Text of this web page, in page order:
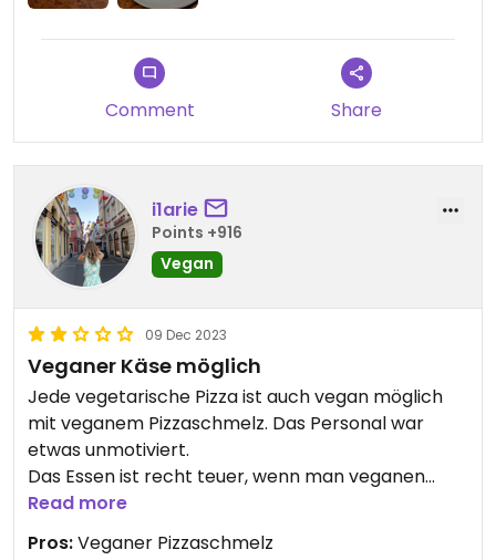
Comment Share
i1arie
Points +916
Vegan
09 Dec 2023
Veganer Käse möglich
Jede vegetarische Pizza ist auch vegan möglich
mit veganem Pizzaschmelz. Das Personal war
etwas unmotiviert.
Das Essen ist recht teuer, wenn man veganen
Käse und extra Zutaten möchte. Pizzaboden war
sehr dünn und ist sofort gerissen.
Read more
Pros:Veganer Pizzaschmelz